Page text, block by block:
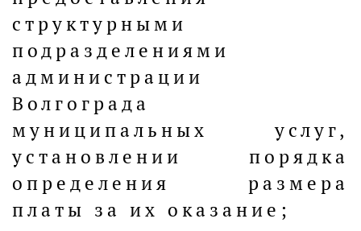
структурными
подразделениями
администрации
Волгограда
муниципальных услуг,
установлении порядка
определения размера
платы за их оказание;